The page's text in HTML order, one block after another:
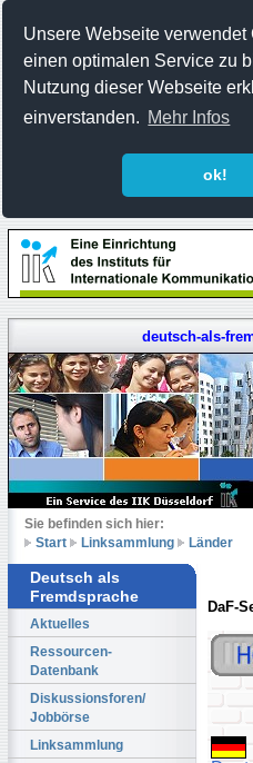
Unsere Webseite verwendet
einen optimalen Service zu
Nutzung dieser Webseite
einverstanden. Mehr Infos
ok!
deutsch-als-
Sie befinden sich hier:
Start
Linksammlung Länder
Deutsch als
Fremdsprache
Aktuelles
Ressourcen-
Datenbank
Diskussionsforen/
Jobbörse
Linksammlung
DaF-